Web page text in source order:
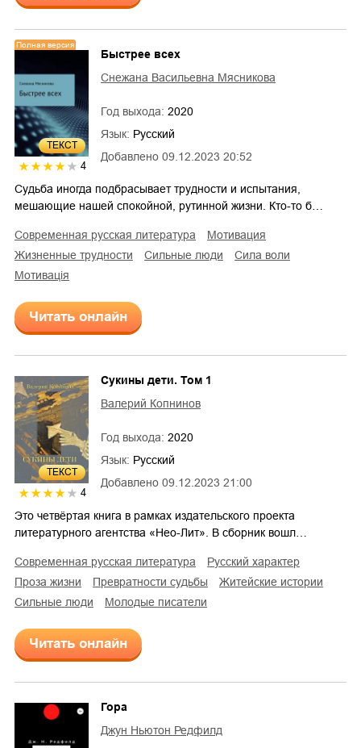
ТЕКСТ
Полная версия
4
Добавлено 09.12.2023 20:52
Быстрее всех
Снежана Васильевна Мясникова
Год выхода: 2020
Язык: Русский
Судьба иногда подбрасывает трудности и испытания,
мешающие нашей спокойной, рутинной жизни. Кто-то б…
современная русская литература
мотивация
жизненные трудности
сильные люди
сила воли
мотивація
Читать онлайн
ТЕКСТ
4
Добавлено 09.12.2023 21:00
Сукины дети. Том 1
Валерий Копнинов
Год выхода: 2020
Язык: Русский
Это четвёртая книга в рамках издательского проекта
литературного агентства «Нео-Лит». В сборник вошл…
современная русская литература
русский характер
проза жизни
превратности судьбы
житейские истории
сильные люди
молодые писатели
Читать онлайн
Гора
Джун Ньютон Редфилд